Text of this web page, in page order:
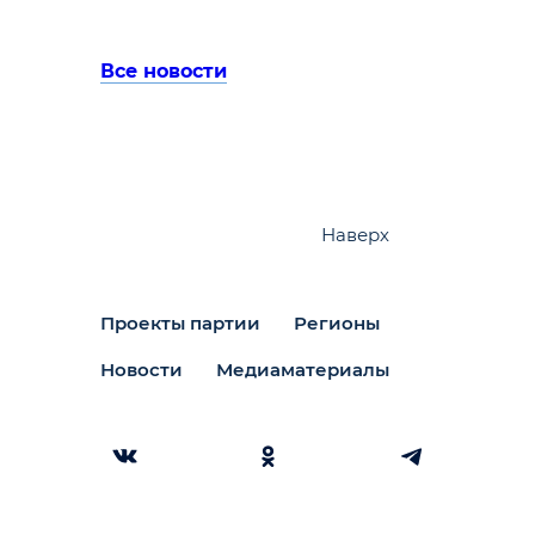
Все новости
Проекты партии Регионы
Новости Медиаматериалы
Наверх